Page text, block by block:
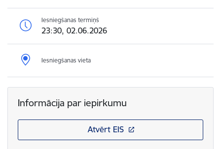
Iesniegšanas termiņš
23:30, 02.06.2026
Iesniegšanas vieta
Informācija par iepirkumu
Atvērt EIS